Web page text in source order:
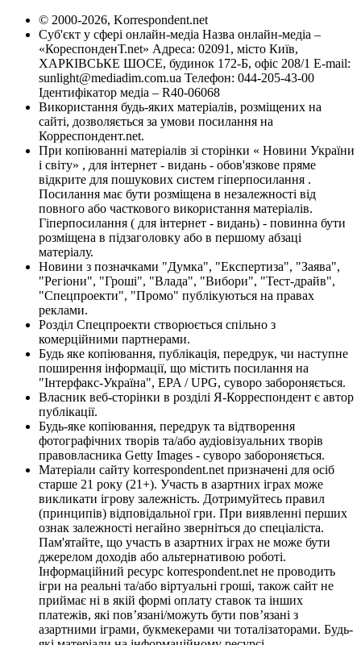
© 2000-2026, Korrespondent.net
Суб'єкт у сфері онлайн-медіа Назва онлайн-медіа –
«КореспонденТ.net» Адреса: 02091, місто Київ,
ХАРКІВСЬКЕ ШОСЕ, будинок 172-Б, офіс 208/1 E-mail:
sunlight@mediadim.com.ua Телефон: 044-205-43-00
Ідентифікатор медіа – R40-06068
Використання будь-яких матеріалів, розміщених на
сайті, дозволяється за умови посилання на
Корреспондент.net.
При копіюванні матеріалів зі сторінки « Новини України
і світу» , для інтернет - видань - обов'язкове пряме
відкрите для пошукових систем гіперпосилання .
Посилання має бути розміщена в незалежності від
повного або часткового використання матеріалів.
Гіперпосилання ( для інтернет - видань) - повинна бути
розміщена в підзаголовку або в першому абзаці
матеріалу.
Новини з позначками "Думка", "Експертиза", "Заява",
"Регіони", "Гроші", "Влада", "Вибори", "Тест-драйв",
"Спецпроекти", "Промо" публікуються на правах
реклами.
Розділ Спецпроекти створюється спільно з
комерційними партнерами.
Будь яке копіювання, публікація, передрук, чи наступне
поширення інформації, що містить посилання на
"Інтерфакс-Україна", EPA / UPG, суворо забороняється.
Власник веб-сторінки в розділі Я-Корреспондент є автор
публікації.
Будь-яке копіювання, передрук та відтворення
фотографічних творів та/або аудіовізуальних творів
правовласника Getty Images - суворо забороняється.
Матеріали сайту korrespondent.net призначені для осіб
старше 21 року (21+). Участь в азартних іграх може
викликати ігрову залежність. Дотримуйтесь правил
(принципів) відповідальної гри. При виявленні перших
ознак залежності негайно зверніться до спеціаліста.
Пам'ятайте, що участь в азартних іграх не може бути
джерелом доходів або альтернативою роботі.
Інформаційний ресурс korrespondent.net не проводить
ігри на реальні та/або віртуальні гроші, також сайт не
приймає ні в якій формі оплату ставок та інших
платежів, які пов’язані/можуть бути пов’язані з
азартними іграми, букмекерами чи тоталізаторами. Будь-